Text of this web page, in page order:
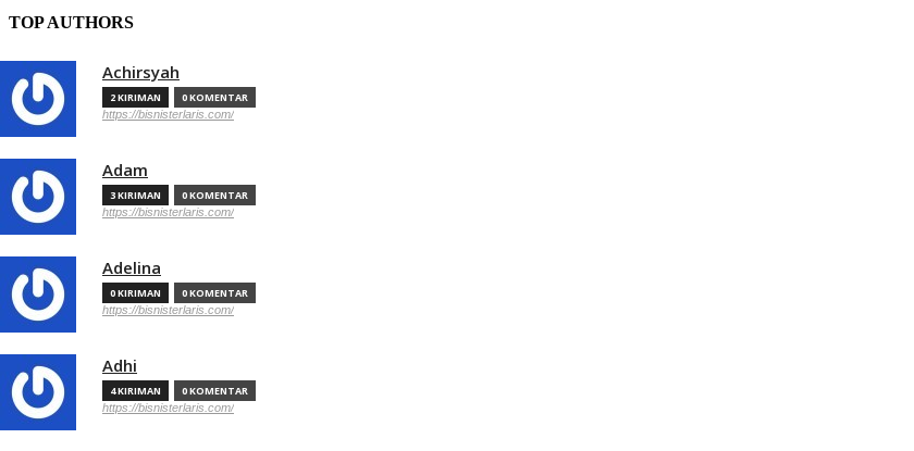
TOP AUTHORS
Achirsyah
2 KIRIMAN 0 KOMENTAR
https://bisnisterlaris.com/
Adam
3 KIRIMAN 0 KOMENTAR
https://bisnisterlaris.com/
Adelina
0 KIRIMAN 0 KOMENTAR
https://bisnisterlaris.com/
Adhi
4 KIRIMAN 0 KOMENTAR
https://bisnisterlaris.com/